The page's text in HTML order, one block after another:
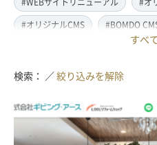
#オリジナルCMS
#BOMDO
#レスポンシブ
#翻訳・多言語対応
#情報管理
#取材・ライティング
#写真撮
#ドローン撮影(空撮)
#イラス
すべ
検索： ／絞り込みを解除